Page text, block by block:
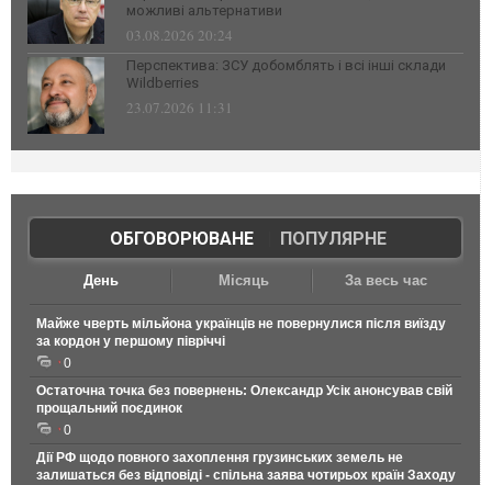
можливі альтернативи
03.08.2026 20:24
Перспектива: ЗСУ добомблять і всі інші склади
Wildberries
23.07.2026 11:31
ОБГОВОРЮВАНЕ| ПОПУЛЯРНЕ
День Місяць За весь час
Майже чверть мільйона українців не повернулися після виїзду
за кордон у першому півріччі
0
Остаточна точка без повернень: Олександр Усік анонсував свій
прощальний поєдинок
0
Дії РФ щодо повного захоплення грузинських земель не
залишаться без відповіді - спільна заява чотирьох країн Заходу